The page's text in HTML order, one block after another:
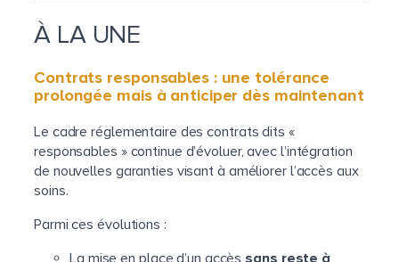
À LA UNE
Contrats responsables : une tolérance
prolongée mais à anticiper dès maintenant
Le cadre réglementaire des contrats dits «
responsables » continue d’évoluer, avec l’intégration
de nouvelles garanties visant à améliorer l’accès aux
soins.
Parmi ces évolutions :